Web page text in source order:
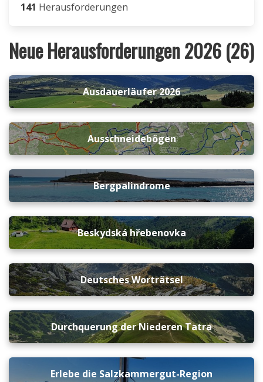
141 Herausforderungen
Neue Herausforderungen 2026 (26)
Ausdauerläufer 2026
Ausschneidebögen
Bergpalindrome
Beskydská hřebenovka
Deutsches Worträtsel
Durchquerung der Niederen Tatra
Erlebe die Salzkammergut-Region